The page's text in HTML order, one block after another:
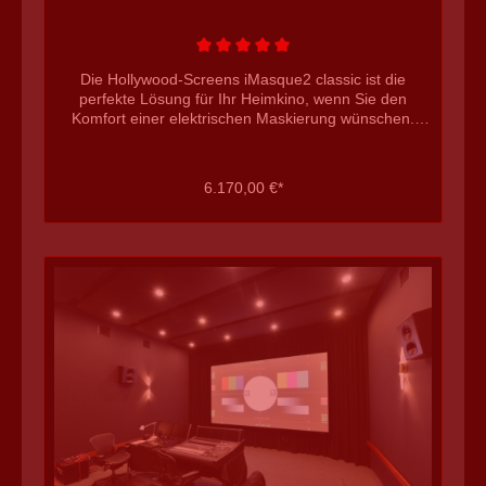
Die Hollywood-Screens iMasque2 classic ist die
perfekte Lösung für Ihr Heimkino, wenn Sie den
Komfort einer elektrischen Maskierung wünschen.
effektive Bildbegrenzung sorgen. Die massive
(kostenlosen) Individualfertigung in Wunschgröße und
-Format bekommen Sie mit der iMasque2 classic eine
bemerkenswert günstige und hochklassige Lösung für
Ihr Heimkino. technische Daten Hollywood-Screens
iMasque classic: elektrisch 2fach maskiebare
Rahmenleinwand 127mm Rahmen hochwertiger
Aufbau (steife Maskierungsblenden etc.) Cross-
Tension-System v2.0 für perfekte Tuchlage Linear-
Drive - High-Tech Maskierungssystem für das höchste
Maß an Präzision freie Tuchwahl ohne Aufpreis!
uneingeschränkte 4K, HDR und Laser Tauglichkeit
aller Tücher inklusive Aufbauvideo inklusive
6.170,00 €*